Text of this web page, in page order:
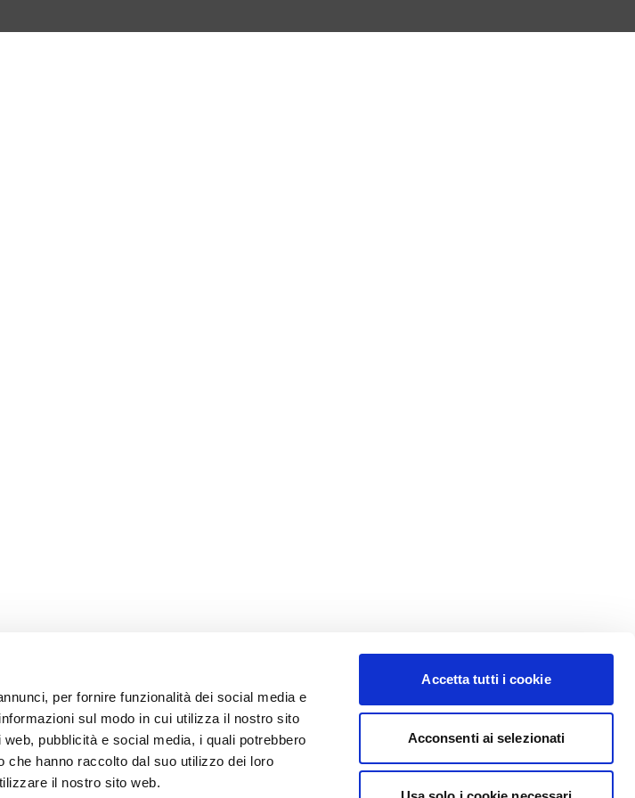
per fornire funzionalità dei social media e
sul modo in cui utilizza il nostro sito
pubblicità e social media, i quali potrebbero
che hanno raccolto dal suo utilizzo dei loro
il nostro sito web.
Accetta tutti i cookie
Acconsenti ai selezionati